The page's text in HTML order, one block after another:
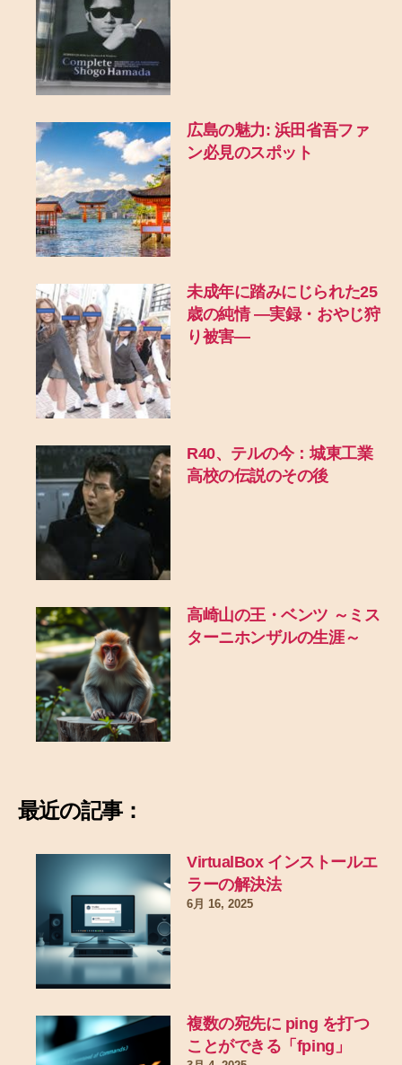
広島の魅力: 浜田省吾ファ
ン必見のスポット
未成年に踏みにじられた25
歳の純情 ―実録・おやじ狩
り被害―
R40、テルの今：城東工業
高校の伝説のその後
高崎山の王・ベンツ ～ミス
ターニホンザルの生涯～
最近の記事：
VirtualBox インストールエ
ラーの解決法
6月 16, 2025
複数の宛先に ping を打つ
ことができる「fping」